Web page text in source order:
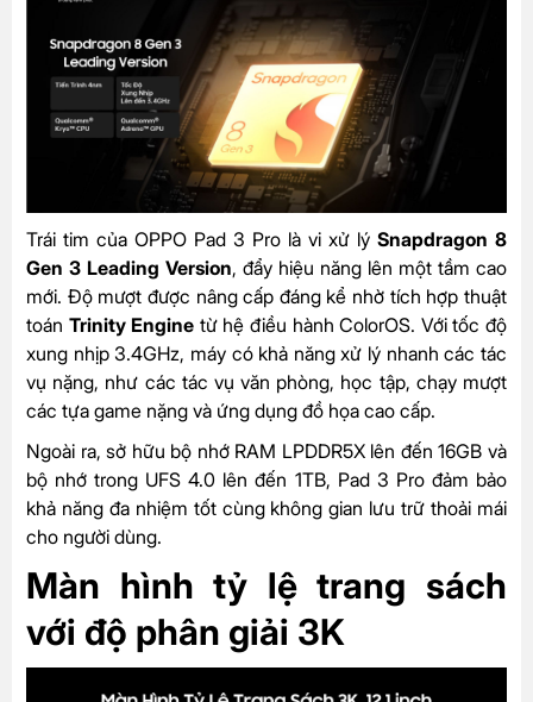
Trái tim của OPPO Pad 3 Pro là vi xử lý Snapdragon 8
Gen 3 Leading Version, đẩy hiệu năng lên một tầm cao
mới. Độ mượt được nâng cấp đáng kể nhờ tích hợp thuật
toán Trinity Engine từ hệ điều hành ColorOS. Với tốc độ
xung nhịp 3.4GHz, máy có khả năng xử lý nhanh các tác
vụ nặng, như các tác vụ văn phòng, học tập, chạy mượt
các tựa game nặng và ứng dụng đồ họa cao cấp.
Ngoài ra, sở hữu bộ nhớ RAM LPDDR5X lên đến 16GB và
bộ nhớ trong UFS 4.0 lên đến 1TB, Pad 3 Pro đảm bảo
khả năng đa nhiệm tốt cùng không gian lưu trữ thoải mái
cho người dùng.
Màn hình tỷ lệ trang sách
với độ phân giải 3K